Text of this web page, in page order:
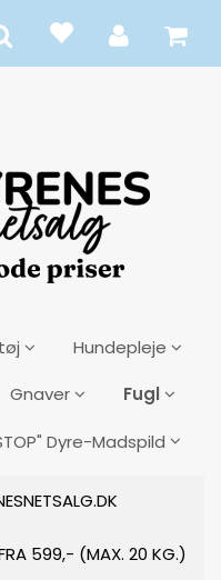
Hundepleje
Gnaver Fugl
Dyre-Madspild
599,- (MAX. 20 KG.)